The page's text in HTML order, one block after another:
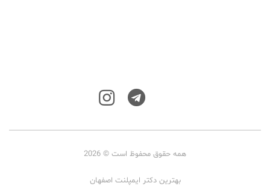
همه حقوق محفوظ است © 2026
بهترین دکتر ایمپلنت اصفهان